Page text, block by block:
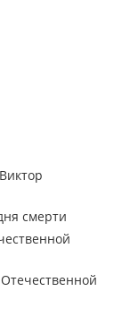
смерти